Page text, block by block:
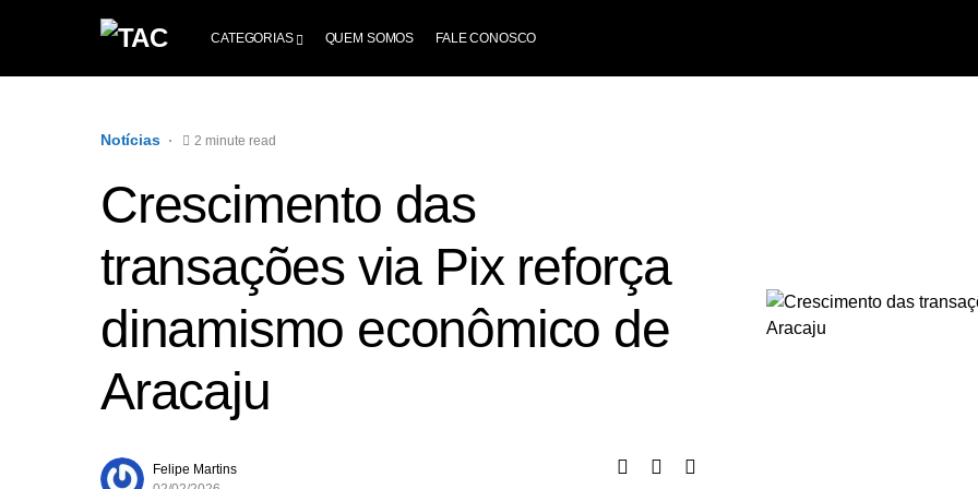
CATEGORIAS QUEM SOMOS FALE CONOSCO
Notícias 2 minute read
Crescimento das
transações via Pix reforça
dinamismo econômico de
Aracaju
Felipe Martins